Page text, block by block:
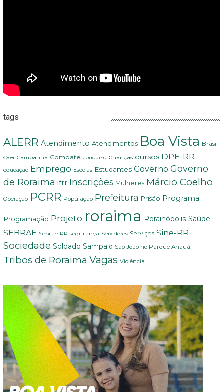
tags
ALERR Atendimento Atendimentos Boa Vista Brasil
Caer Campanha Combate concurso Crianças cursos DPE-RR
educação Emprego Escolas Estudantes Governo Governo
de Roraima ifrr Inscrições Mulheres Márcio Coelho
Operação PCRR População Prefeitura Prisão Programa
Programação Projeto roraima Rorainópolis Saúde
SEBRAE Sebrae-RR segurança Servidores Serviços Sine-RR
Sociedade Soldado Sampaio São João no Parque Anauá
Tribos de Roraima Vagas Violência